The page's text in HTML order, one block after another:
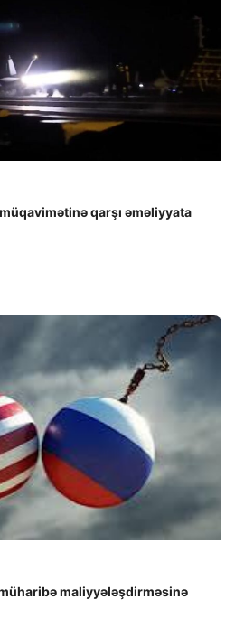
qarşı əməliyyata
maliyyələşdirməsinə